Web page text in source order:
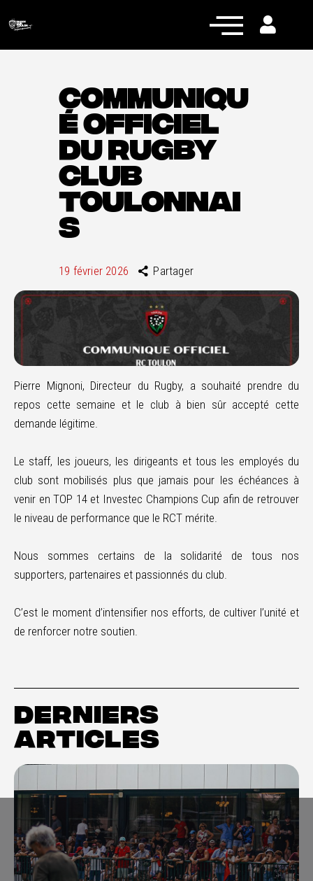
Actualités
Équipe pro
Nos équipes
Fan Zone
RCT Engagé
COMMUNIQU
É OFFICIEL
DU RUGBY
CLUB
TOULONNAI
S
19 février 2026 Partager
Pierre Mignoni, Directeur du Rugby, a souhaité prendre du
repos cette semaine et le club à bien sûr accepté cette
demande légitime.
Le staff, les joueurs, les dirigeants et tous les employés du
club sont mobilisés plus que jamais pour les échéances à
venir en TOP 14 et Investec Champions Cup afin de retrouver
le niveau de performance que le RCT mérite.
Nous sommes certains de la solidarité de tous nos
supporters, partenaires et passionnés du club.
C’est le moment d’intensifier nos efforts, de cultiver l’unité et
de renforcer notre soutien.
DERNIERS
ARTICLES